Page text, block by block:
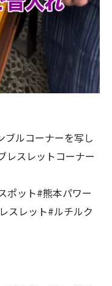
ブルコーナーを写し
レスレットコーナー
ポット#熊本パワー
スレット#ルチルク